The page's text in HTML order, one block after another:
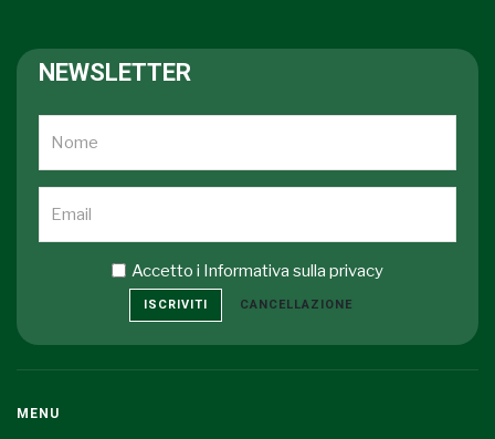
NEWSLETTER
Accetto i Informativa sulla privacy
ISCRIVITI CANCELLAZIONE
MENU